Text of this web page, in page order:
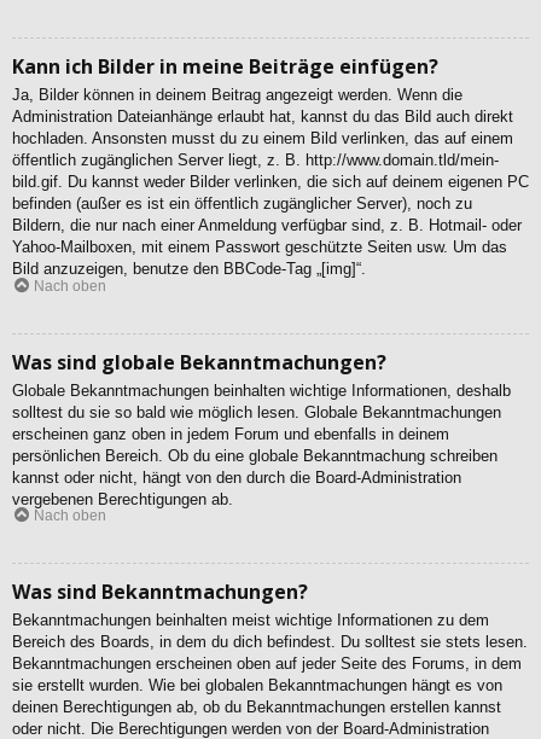
Kann ich Bilder in meine Beiträge einfügen?
Ja, Bilder können in deinem Beitrag angezeigt werden. Wenn die
Administration Dateianhänge erlaubt hat, kannst du das Bild auch direkt
hochladen. Ansonsten musst du zu einem Bild verlinken, das auf einem
öffentlich zugänglichen Server liegt, z. B. http://www.domain.tld/mein-
bild.gif. Du kannst weder Bilder verlinken, die sich auf deinem eigenen PC
befinden (außer es ist ein öffentlich zugänglicher Server), noch zu
Bildern, die nur nach einer Anmeldung verfügbar sind, z. B. Hotmail- oder
Yahoo-Mailboxen, mit einem Passwort geschützte Seiten usw. Um das
Bild anzuzeigen, benutze den BBCode-Tag „[img]“.
Nach oben
Was sind globale Bekanntmachungen?
Globale Bekanntmachungen beinhalten wichtige Informationen, deshalb
solltest du sie so bald wie möglich lesen. Globale Bekanntmachungen
erscheinen ganz oben in jedem Forum und ebenfalls in deinem
persönlichen Bereich. Ob du eine globale Bekanntmachung schreiben
kannst oder nicht, hängt von den durch die Board-Administration
vergebenen Berechtigungen ab.
Nach oben
Was sind Bekanntmachungen?
Bekanntmachungen beinhalten meist wichtige Informationen zu dem
Bereich des Boards, in dem du dich befindest. Du solltest sie stets lesen.
Bekanntmachungen erscheinen oben auf jeder Seite des Forums, in dem
sie erstellt wurden. Wie bei globalen Bekanntmachungen hängt es von
deinen Berechtigungen ab, ob du Bekanntmachungen erstellen kannst
oder nicht. Die Berechtigungen werden von der Board-Administration